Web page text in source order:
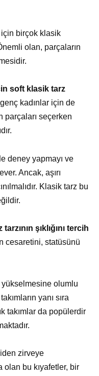
için birçok klasik
olan, parçaların
soft klasik tarz
kadınlar için de
parçaları seçerken
deney yapmayı ve
Ancak, aşırı
Klasik tarz bu
şıklığını tercih
cesaretini, statüsünü
yükselmesine olumlu
yanı sıra
takımlar da popülerdir
zirveye
olan bu kıyafetler, bir